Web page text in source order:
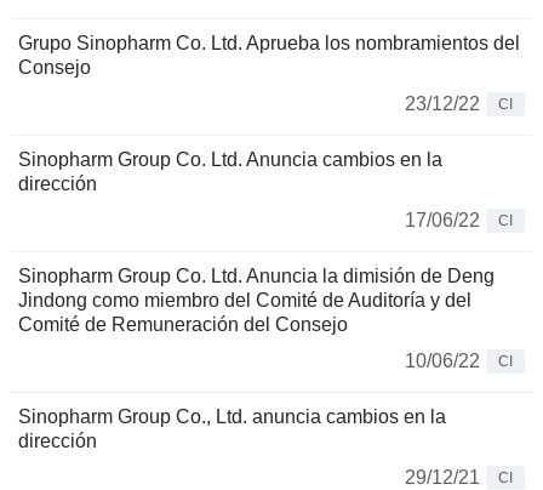
Grupo Sinopharm Co. Ltd. Aprueba los nombramientos del
Consejo
23/12/22
CI
Sinopharm Group Co. Ltd. Anuncia cambios en la
dirección
17/06/22
CI
Sinopharm Group Co. Ltd. Anuncia la dimisión de Deng
Jindong como miembro del Comité de Auditoría y del
Comité de Remuneración del Consejo
10/06/22
CI
Sinopharm Group Co., Ltd. anuncia cambios en la
dirección
29/12/21
CI